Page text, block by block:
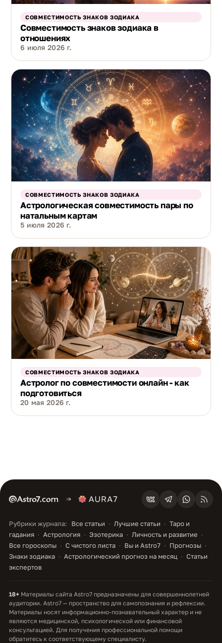
СОВМЕСТИМОСТЬ ЗНАКОВ ЗОДИАКА
Совместимость знаков зодиака в
отношениях
6 июля 2026 г.
СОВМЕСТИМОСТЬ ЗНАКОВ ЗОДИАКА
Астрологическая совместимость пары по
натальным картам
5 июля 2026 г.
СОВМЕСТИМОСТЬ ЗНАКОВ ЗОДИАКА
Астролог по совместимости онлайн - как
подготовиться
20 мая 2026 г.
Рубрики журнала: Все статьи Лучшие статьи
Таро и
гадания
Астрология Эзотерика
Личность и развитие
Все гороскопы
С чистого листа Вы и Astro7
Прогнозы
Знаки зодиака
Астрологический прогноз на месяц
Статьи
экспертов
18+ Материалы сайта Astro7 предназначены для совершеннолетней
аудитории. Astro7 — пространство для самопознания и рефлексии.
Материалы носят информационно-познавательный характер и не
являются медицинской, психологической или финансовой
консультацией. Для получения профессиональной помощи
обратитесь к соответствующему специалисту.